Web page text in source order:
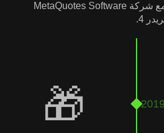
تم توقيع اتفاقية ترخيص مع شركة MetaQuotes Software
2019
🎁